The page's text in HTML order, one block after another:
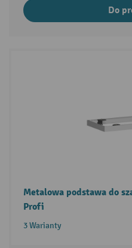
Do
Metalowa podstawa do
Profi
3 Warianty